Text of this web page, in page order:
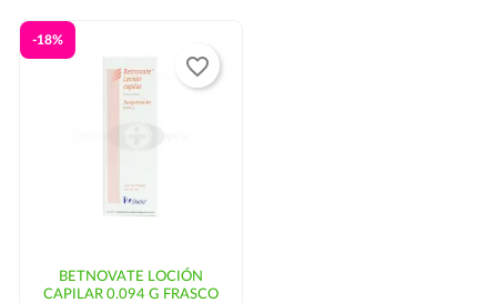
BETNOVATE LOCIÓN
CAPILAR 0.094 G FRASCO
-18%
favorite_border